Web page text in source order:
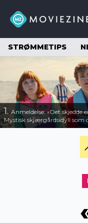
STRØMMETIPS
1.Anmeldelse: «Det skjedde
Mystisk skjærgårdsidyll som